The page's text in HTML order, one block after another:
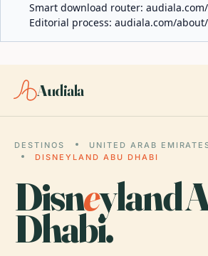
Smart download router:
Editorial process: audiala.com/
Audiala
DESTINOS UNITED ARAB
DISNEYLAND ABU DHABI
Disneyland
Dhabi.